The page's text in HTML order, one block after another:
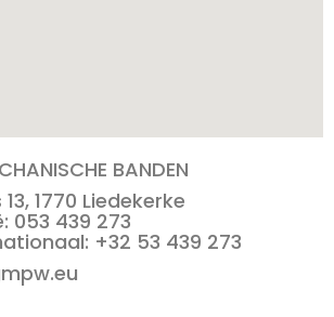
BANDEN
1770 Liedekerke
053 439 273
+32 53 439 273